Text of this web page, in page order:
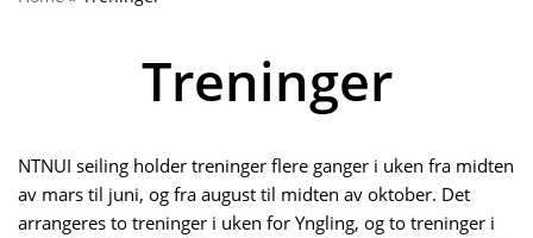
Treninger
NTNUI seiling holder treninger flere ganger i uken fra midten
av mars til juni, og fra august til midten av oktober. Det
arrangeres to treninger i uken for Yngling, og to treninger i